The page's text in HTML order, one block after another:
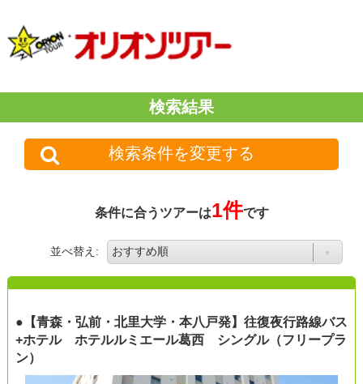
検索結果
検索条件を変更する
条件に合うツアーは1件です
並べ替え:
●【青森・弘前・北里大学・本八戸発】往復夜行路線バス
+ホテル ホテルルミエール葛西 シングル（フリープラ
ン）